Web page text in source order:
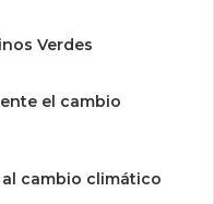
Verdes
el cambio
cambio climático